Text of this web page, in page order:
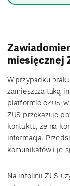
miesięcznej
W przypadku
zamieszcza taką
platformie eZUS w
ZUS przekazuje
kontaktu, że na
informacja.
komunikatów i je
Na infolinii ZUS